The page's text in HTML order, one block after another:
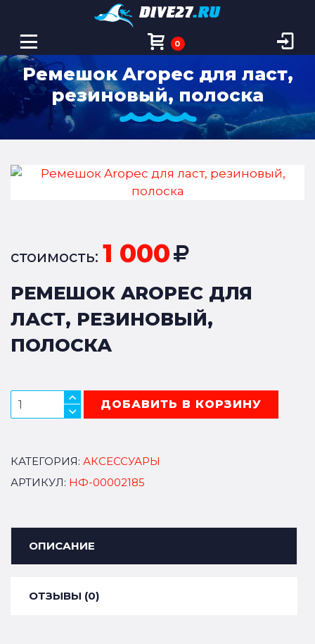
0
Ремешок Aropeс для ласт,
резиновый, полоска
стоимость: 1 000
РЕМЕШОК AROPEС ДЛЯ
ЛАСТ, РЕЗИНОВЫЙ,
ПОЛОСКА
ДОБАВИТЬ В КОРЗИНУ
КАТЕГОРИЯ: АКСЕССУАРЫ
АРТИКУЛ: НФ-00002185
ОПИСАНИЕ
ОТЗЫВЫ (0)